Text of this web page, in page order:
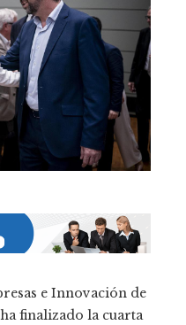
e Innovación de
finalizado la cuarta